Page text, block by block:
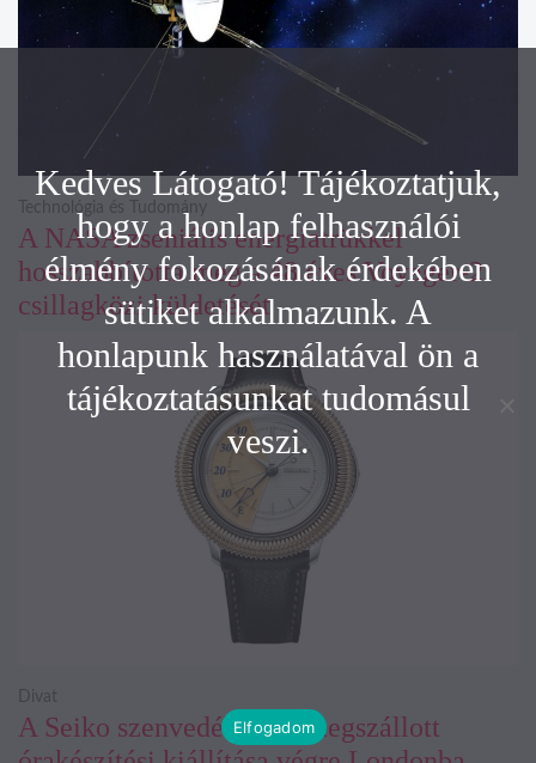
A NASA zseniális energiatrükkel
hosszabbította meg a 48 éves Voyager-2
csillagközi küldetését
Technológia és Tudomány
A Seiko szenvedélyesen megszállott
Divat
Kedves Látogató! Tájékoztatjuk,
hogy a honlap felhasználói
élmény fokozásának érdekében
sütiket alkalmazunk. A
honlapunk használatával ön a
tájékoztatásunkat tudomásul
veszi.
Elfogadom